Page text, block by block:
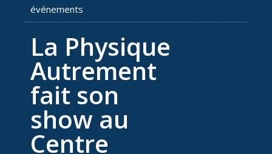
événements
La Physique
Autrement
fait son
show au
Centre